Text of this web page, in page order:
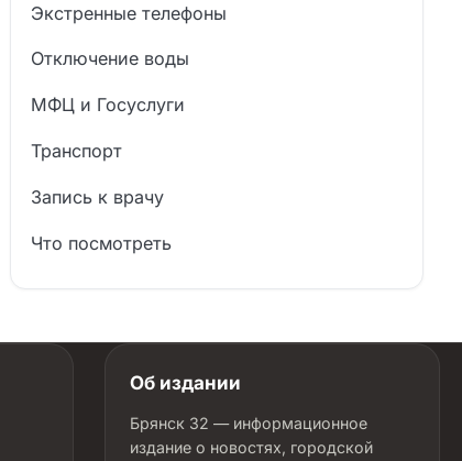
Экстренные телефоны
Отключение воды
МФЦ и Госуслуги
Транспорт
Запись к врачу
Что посмотреть
Об издании
Брянск 32 — информационное
издание о новостях, городской